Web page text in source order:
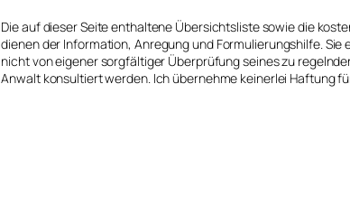
Die auf dieser Seite enthaltene Übersichtsliste sowie die
dienen der Information, Anregung und Formulierungshilfe.
nicht von eigener sorgfältiger Überprüfung seines zu
Anwalt konsultiert werden. Ich übernehme keinerlei Haftung